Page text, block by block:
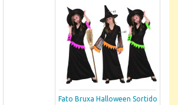
Fato Bruxa Halloween Sortido